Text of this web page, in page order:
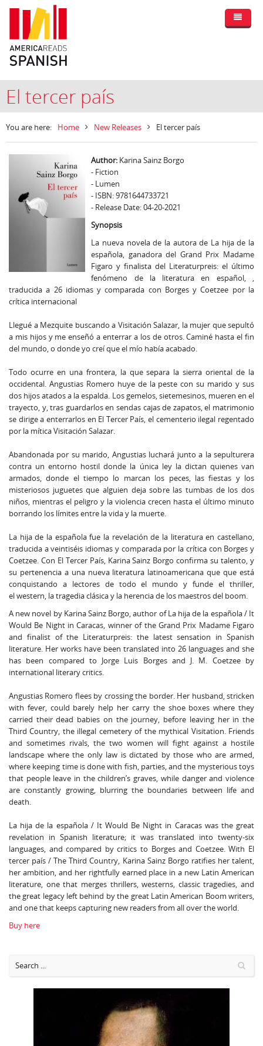
El tercer país
You are here: Home New Releases El tercer país
Author: Karina Sainz Borgo
- Fiction
- Lumen
- ISBN: 9781644733721
- Release Date: 04-20-2021
Synopsis
La nueva novela de la autora de La hija de la
española, ganadora del Grand Prix Madame
Figaro y finalista del Literaturpreis: el último
fenómeno de la literatura en español, ,
traducida a 26 idiomas y comparada con Borges y Coetzee por la
crítica internacional
Llegué a Mezquite buscando a Visitación Salazar, la mujer que sepultó
a mis hijos y me enseñó a enterrar a los de otros. Caminé hasta el fin
del mundo, o donde yo creí que el mío había acabado.
Todo ocurre en una frontera, la que separa la sierra oriental de la
occidental. Angustias Romero huye de la peste con su marido y sus
dos hijos atados a la espalda. Los gemelos, sietemesinos, mueren en el
trayecto, y, tras guardarlos en sendas cajas de zapatos, el matrimonio
se dirige a enterrarlos en El Tercer País, el cementerio ilegal regentado
por la mítica Visitación Salazar.
Abandonada por su marido, Angustias luchará junto a la sepulturera
contra un entorno hostil donde la única ley la dictan quienes van
armados, donde el tiempo lo marcan los peces, las fiestas y los
misteriosos juguetes que alguien deja sobre las tumbas de los dos
niños, mientras el peligro y la violencia crecen hasta el último minuto
borrando los límites entre la vida y la muerte.
La hija de la española fue la revelación de la literatura en castellano,
traducida a veintiséis idiomas y comparada por la crítica con Borges y
Coetzee. Con El Tercer País, Karina Sainz Borgo confirma su talento, y
su pertenencia a una nueva literatura latinoamericana que que está
conquistando a lectores de todo el mundo y funde el thriller,
el western, la tragedia clásica y la herencia de los maestros del boom.
A new novel by Karina Sainz Borgo, author of La hija de la española / It
Would Be Night in Caracas, winner of the Grand Prix Madame Figaro
and finalist of the Literaturpreis: the latest sensation in Spanish
literature. Her works have been translated into 26 languages and she
has been compared to Jorge Luis Borges and J. M. Coetzee by
international literary critics.
Angustias Romero flees by crossing the border. Her husband, stricken
with fever, could barely help her carry the shoe boxes where they
carried their dead babies on the journey, before leaving her in the
Third Country, the illegal cemetery of the mythical Visitation. Friends
and sometimes rivals, the two women will fight against a hostile
landscape where the only law is dictated by those who are armed,
where keeping time is done with fish, parties, and the mysterious toys
that people leave in the children’s graves, while danger and violence
are constantly growing, blurring the boundaries between life and
death.
La hija de la española / It Would Be Night in Caracas was the great
revelation in Spanish literature; it was translated into twenty-six
languages, and compared by critics to Borges and Coetzee. With El
tercer país / The Third Country, Karina Sainz Borgo ratifies her talent,
her ambition, and her rightfully earned place in a new Latin American
literature, one that merges thrillers, westerns, classic tragedies, and
the great legacy left behind by the great Latin American Boom writers,
and one that keeps capturing new readers from all over the world.
Buy here